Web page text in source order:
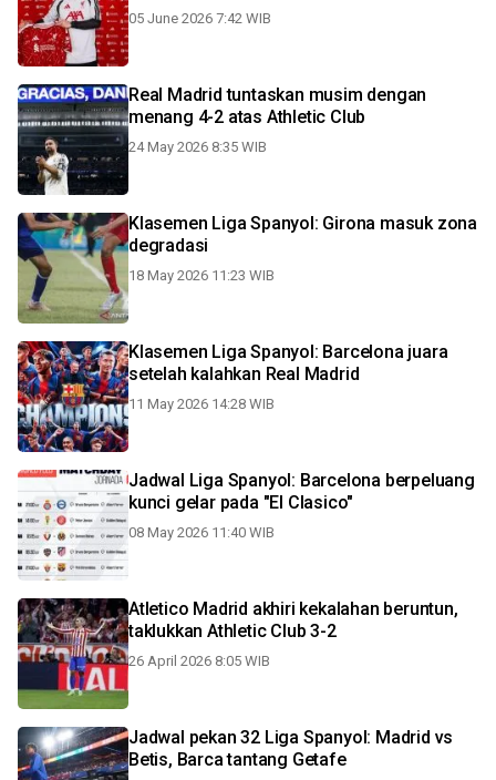
05 June 2026 7:42 WIB
Real Madrid tuntaskan musim dengan
menang 4-2 atas Athletic Club
24 May 2026 8:35 WIB
Klasemen Liga Spanyol: Girona masuk zona
degradasi
18 May 2026 11:23 WIB
Klasemen Liga Spanyol: Barcelona juara
setelah kalahkan Real Madrid
11 May 2026 14:28 WIB
Jadwal Liga Spanyol: Barcelona berpeluang
kunci gelar pada "El Clasico"
08 May 2026 11:40 WIB
Atletico Madrid akhiri kekalahan beruntun,
taklukkan Athletic Club 3-2
26 April 2026 8:05 WIB
Jadwal pekan 32 Liga Spanyol: Madrid vs
Betis, Barca tantang Getafe